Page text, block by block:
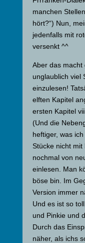
manchen
hört?“) Nun,
jedenfalls mit
versenkt ^^
Aber das macht
unglaublich viel
einzulesen!
elften Kapitel
ersten Kapitel
(Und die
heftiger, was
Stücke nicht
nochmal von
einlesen. Man
böse bin. Im
Version immer
Und es ist so
und Pinkie und
Durch das
näher, als ichs